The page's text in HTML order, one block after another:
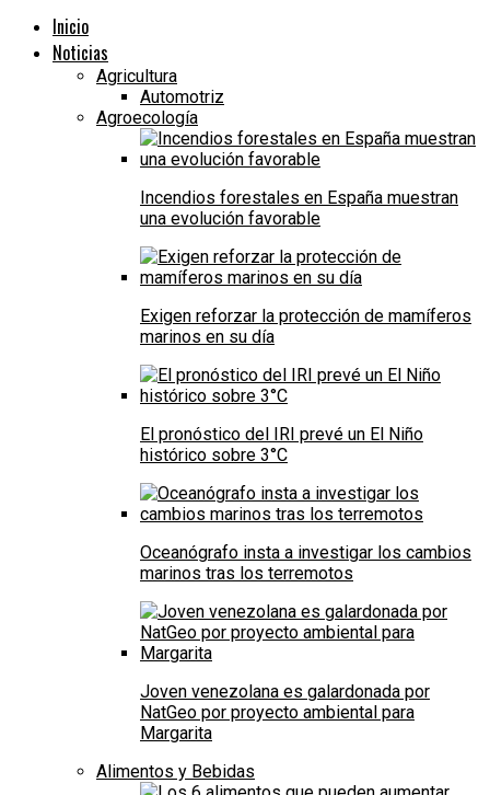
Inicio
Noticias
Agricultura
Automotriz
Agroecología
Incendios forestales en España muestran
una evolución favorable
Exigen reforzar la protección de mamíferos
marinos en su día
El pronóstico del IRI prevé un El Niño
histórico sobre 3°C
Oceanógrafo insta a investigar los cambios
marinos tras los terremotos
Joven venezolana es galardonada por
NatGeo por proyecto ambiental para
Margarita
Alimentos y Bebidas